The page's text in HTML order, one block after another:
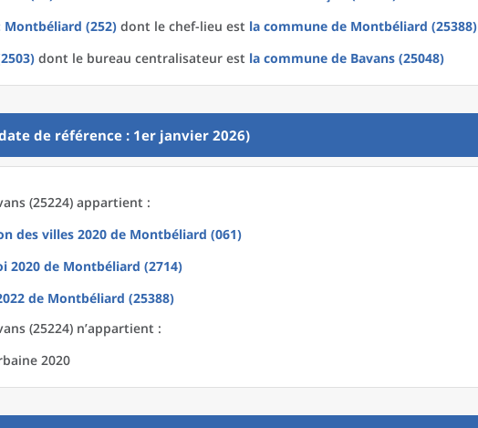
Montbéliard (252) dont le chef-lieu est la commune de Montbéliard (25388)
dont le bureau centralisateur est la commune de Bavans (25048)
de référence : 1er janvier 2026)
(25224) appartient :
des villes 2020 de Montbéliard (061)
2020 de Montbéliard (2714)
de Montbéliard (25388)
(25224) n’appartient :
2020